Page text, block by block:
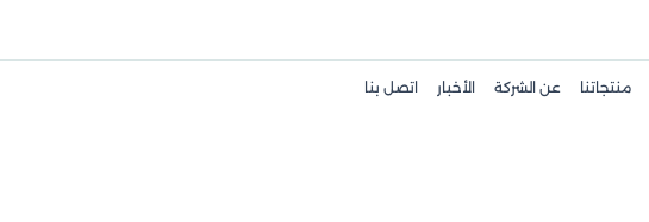
منتجاتنا عن الشركة الأخبار اتصل بنا